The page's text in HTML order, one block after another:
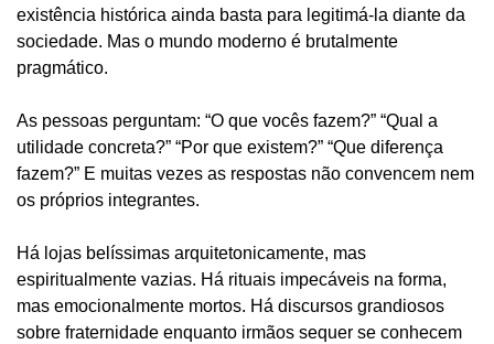
existência histórica ainda basta para legitimá-la diante da
sociedade. Mas o mundo moderno é brutalmente
pragmático.
As pessoas perguntam: “O que vocês fazem?” “Qual a
utilidade concreta?” “Por que existem?” “Que diferença
fazem?” E muitas vezes as respostas não convencem nem
os próprios integrantes.
Há lojas belíssimas arquitetonicamente, mas
espiritualmente vazias. Há rituais impecáveis na forma,
mas emocionalmente mortos. Há discursos grandiosos
sobre fraternidade enquanto irmãos sequer se conhecem